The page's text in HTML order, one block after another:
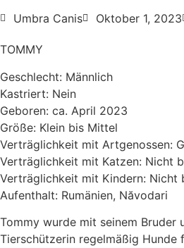
Umbra Canis Oktober 1, 2023
TOMMY
Geschlecht: Männlich
Kastriert: Nein
Geboren: ca. April 2023
Größe: Klein bis Mittel
Verträglichkeit mit Artgenossen:
Verträglichkeit mit Katzen: Nicht
Verträglichkeit mit Kindern: Nicht
Aufenthalt: Rumänien, Năvodari
Tommy wurde mit seinem Bruder
Tierschützerin regelmäßig Hunde